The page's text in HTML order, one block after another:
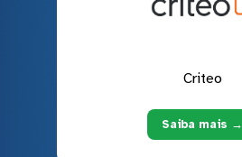
Criteo
Saiba mais →